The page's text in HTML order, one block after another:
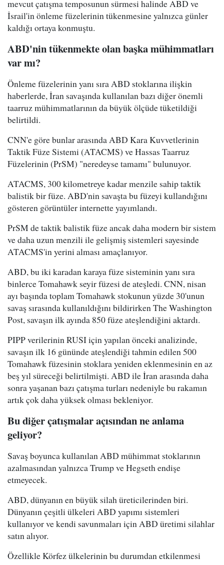
mevcut çatışma temposunun sürmesi halinde ABD ve
İsrail'in önleme füzelerinin tükenmesine yalnızca günler
kaldığı ortaya konmuştu.
ABD'nin tükenmekte olan başka mühimmatları
var mı?
Önleme füzelerinin yanı sıra ABD stoklarına ilişkin
haberlerde, İran savaşında kullanılan bazı diğer önemli
taarruz mühimmatlarının da büyük ölçüde tüketildiği
belirtildi.
CNN'e göre bunlar arasında ABD Kara Kuvvetlerinin
Taktik Füze Sistemi (ATACMS) ve Hassas Taarruz
Füzelerinin (PrSM) "neredeyse tamamı" bulunuyor.
ATACMS, 300 kilometreye kadar menzile sahip taktik
balistik bir füze. ABD'nin savaşta bu füzeyi kullandığını
gösteren görüntüler internette yayımlandı.
PrSM de taktik balistik füze ancak daha modern bir sistem
ve daha uzun menzili ile gelişmiş sistemleri sayesinde
ATACMS'in yerini alması amaçlanıyor.
ABD, bu iki karadan karaya füze sisteminin yanı sıra
binlerce Tomahawk seyir füzesi de ateşledi. CNN, nisan
ayı başında toplam Tomahawk stokunun yüzde 30'unun
savaş sırasında kullanıldığını bildirirken The Washington
Post, savaşın ilk ayında 850 füze ateşlendiğini aktardı.
PIPP verilerinin RUSI için yapılan önceki analizinde,
savaşın ilk 16 gününde ateşlendiği tahmin edilen 500
Tomahawk füzesinin stoklara yeniden eklenmesinin en az
beş yıl süreceği belirtilmişti. ABD ile İran arasında daha
sonra yaşanan bazı çatışma turları nedeniyle bu rakamın
artık çok daha yüksek olması bekleniyor.
Bu diğer çatışmalar açısından ne anlama
geliyor?
Savaş boyunca kullanılan ABD mühimmat stoklarının
azalmasından yalnızca Trump ve Hegseth endişe
etmeyecek.
ABD, dünyanın en büyük silah üreticilerinden biri.
Dünyanın çeşitli ülkeleri ABD yapımı sistemleri
kullanıyor ve kendi savunmaları için ABD üretimi silahlar
satın alıyor.
Özellikle Körfez ülkelerinin bu durumdan etkilenmesi